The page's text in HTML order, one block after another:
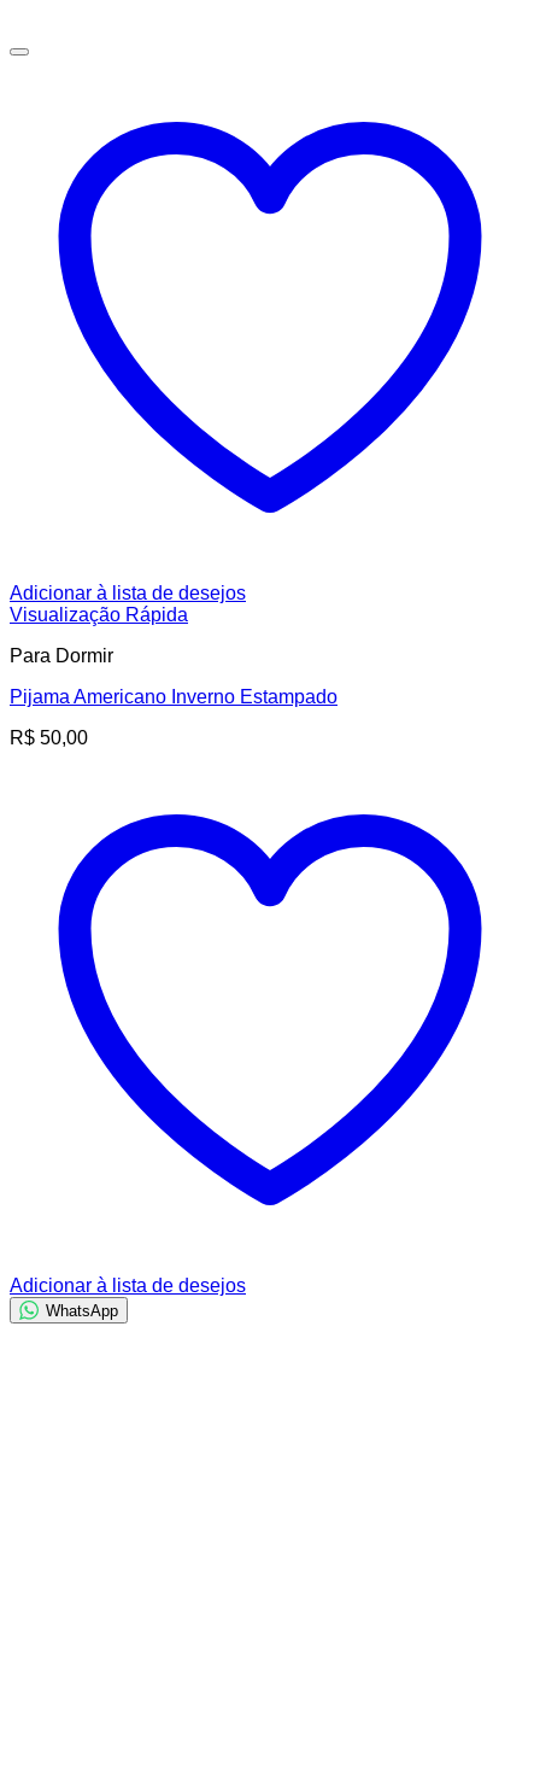
Adicionar à lista de desejos
Visualização Rápida
Para Dormir
Pijama Americano Inverno Estampado
R$ 50,00
Adicionar à lista de desejos
WhatsApp